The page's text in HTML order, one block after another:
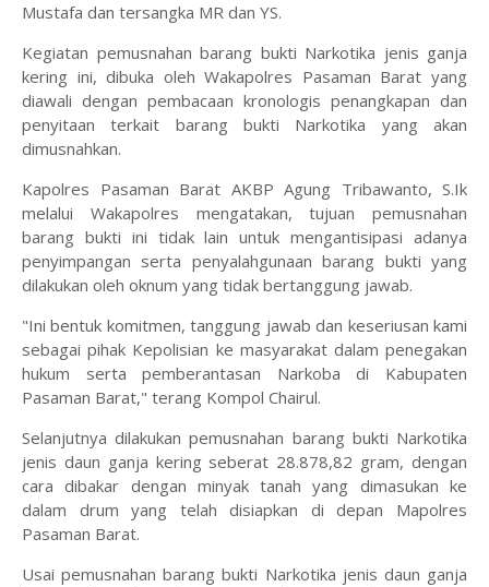
Mustafa dan tersangka MR dan YS.
Kegiatan pemusnahan barang bukti Narkotika jenis ganja
kering ini, dibuka oleh Wakapolres Pasaman Barat yang
diawali dengan pembacaan kronologis penangkapan dan
penyitaan terkait barang bukti Narkotika yang akan
dimusnahkan.
Kapolres Pasaman Barat AKBP Agung Tribawanto, S.Ik
melalui Wakapolres mengatakan, tujuan pemusnahan
barang bukti ini tidak lain untuk mengantisipasi adanya
penyimpangan serta penyalahgunaan barang bukti yang
dilakukan oleh oknum yang tidak bertanggung jawab.
"Ini bentuk komitmen, tanggung jawab dan keseriusan kami
sebagai pihak Kepolisian ke masyarakat dalam penegakan
hukum serta pemberantasan Narkoba di Kabupaten
Pasaman Barat," terang Kompol Chairul.
Selanjutnya dilakukan pemusnahan barang bukti Narkotika
jenis daun ganja kering seberat 28.878,82 gram, dengan
cara dibakar dengan minyak tanah yang dimasukan ke
dalam drum yang telah disiapkan di depan Mapolres
Pasaman Barat.
Usai pemusnahan barang bukti Narkotika jenis daun ganja